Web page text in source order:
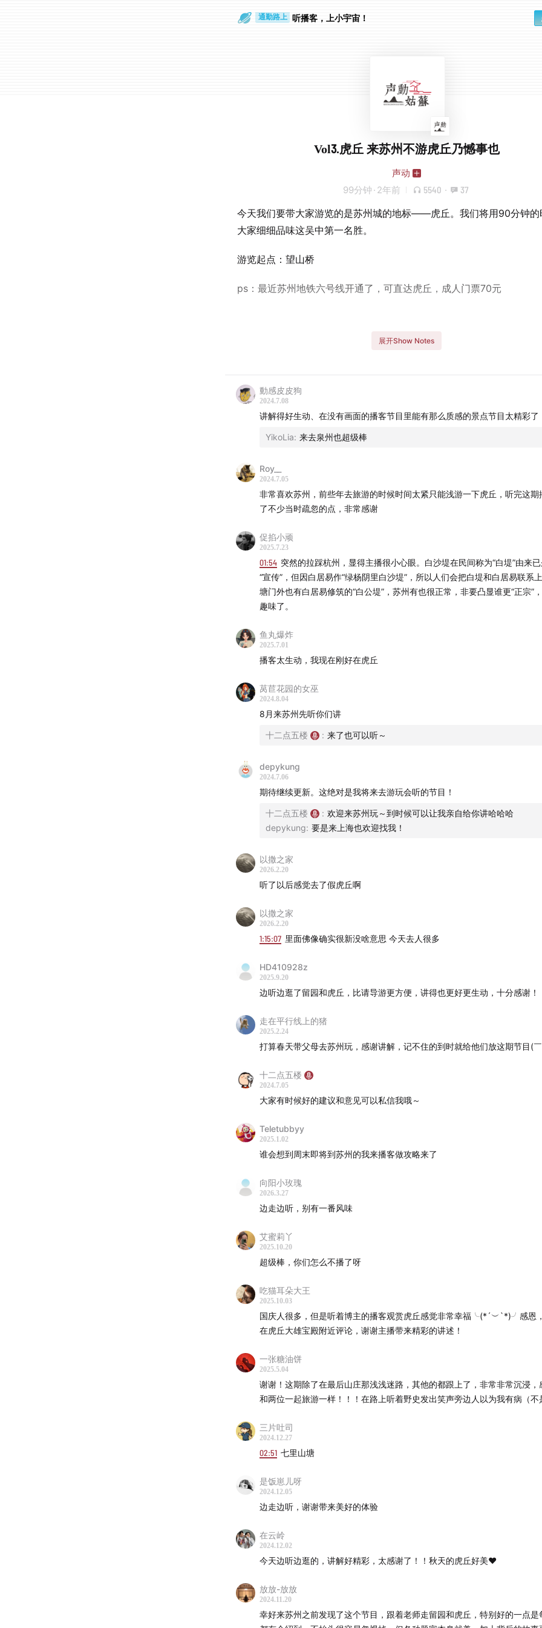
通勤路上 听播客，上小宇宙！
Vol3.虎丘 来苏州不游虎丘乃憾事也
声动
99分钟 · 2年前 5540 · 37
今天我们要带大家游览的是苏州城的地标——虎丘。我们将用90分钟的
大家细细品味这吴中第一名胜。
游览起点：望山桥
ps：最近苏州地铁六号线开通了，可直达虎丘，成人门票70元
，方便您的游览
时间节点：
望门桥
08:50 虎阜禅寺
勒石永禁虎丘染坊碑记
11:33 吴中第一山
断梁殿
16:12 拥翠山庄
17:43 抱瓮轩
湖石阶梯
21:10 月驾轩
23:12 海涌峰
灵澜精舍
25:15 送青簃
27:50 憨憨泉
试剑石
37:34 古真娘墓
香魂
41:25 经幢
般若波罗密经幢
生公讲台
44:53 二仙亭
虎丘剑池
可中亭
55:30 入解脱门
陈公桥（双井桥）
70:00 基座
御碑亭
五贤堂
72:40 望苏台
74:44 大雄宝殿
花雨亭
78:00 养鹤涧
79:10 孙武练兵场
万景山庄
展开Show Notes
動感皮皮狗
2024.7.08
讲解得好生动、在没有画面的播客节目里能有那么质感的景点节目太精彩了
YikoLia: 来去泉州也超级棒
Roy__
2024.7.05
非常喜欢苏州，前些年去旅游的时候时间太紧只能浅游一下虎丘，听完这期
了不少当时疏忽的点，非常感谢
促掐小顽
2025.7.23
01:54 突然的拉踩杭州，显得主播很小心眼。白沙堤在民间称为“白堤”由来
“宣传”，但因白居易作“绿杨阴里白沙堤”，所以人们会把白堤和白居易联系
塘门外也有白居易修筑的“白公堤”，苏州有也很正常，非要凸显谁更“正宗”
趣味了。
鱼丸爆炸
2025.7.01
播客太生动，我现在刚好在虎丘
莴苣花园的女巫
2024.8.04
8月来苏州先听你们讲
十二点五楼 : 来了也可以听～
depykung
2024.7.06
期待继续更新。这绝对是我将来去游玩会听的节目！
十二点五楼 : 欢迎来苏州玩～到时候可以让我亲自给你讲哈哈哈
depykung: 要是来上海也欢迎找我！
以撒之家
2026.2.20
听了以后感觉去了假虎丘啊
以撒之家
2026.2.20
1:15:07 里面佛像确实很新没啥意思 今天去人很多
HD410928z
2025.9.20
边听边逛了留园和虎丘，比请导游更方便，讲得也更好更生动，十分感谢！
走在平行线上的猪
2025.2.24
打算春天带父母去苏州玩，感谢讲解，记不住的到时就给他们放这期节目(
十二点五楼
2024.7.05
大家有时候好的建议和意见可以私信我哦～
Teletubbyy
2025.1.02
谁会想到周末即将到苏州的我来播客做攻略来了
向阳小玫瑰
2026.3.27
边走边听，别有一番风味
艾蜜莉丫
2025.10.20
超级棒，你们怎么不播了呀
吃猫耳朵大王
2025.10.03
国庆人很多，但是听着博主的播客观赏虎丘感觉非常幸福╰(*´︶`*)╯感恩
在虎丘大雄宝殿附近评论，谢谢主播带来精彩的讲述！
一张糖油饼
2025.5.04
谢谢！这期除了在最后山庄那浅浅迷路，其他的都跟上了，非常非常沉浸，
和两位一起旅游一样！！！在路上听着野史发出笑声旁边人以为我有病（不
三片吐司
2024.12.27
02:51 七里山塘
是饭崽儿呀
2024.12.05
边走边听，谢谢带来美好的体验
在云岭
2024.12.02
今天边听边逛的，讲解好精彩，太感谢了！！秋天的虎丘好美❤️
放放-放放
2024.11.20
幸好来苏州之前发现了这个节目，跟着老师走留园和虎丘，特别好的一点是